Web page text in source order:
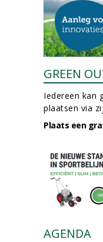
GREEN
Iedereen kan
plaatsen via
Plaats een
AGENDA